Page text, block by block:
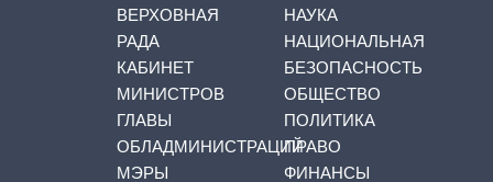
ВЕРХОВНАЯ
РАДА
КАБИНЕТ
МИНИСТРОВ
ГЛАВЫ
ОБЛАДМИНИСТРАЦИЙ
МЭРЫ
НАУКА
НАЦИОНАЛЬНАЯ
БЕЗОПАСНОСТЬ
ОБЩЕСТВО
ПОЛИТИКА
ПРАВО
ФИНАНСЫ